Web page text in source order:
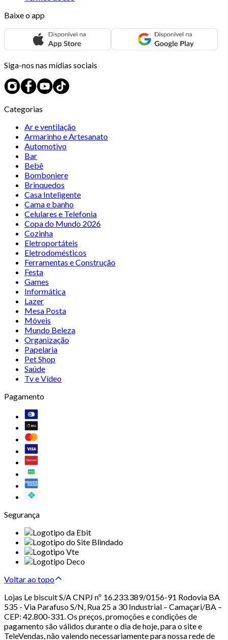
Baixe o app
Siga-nos nas mídias sociais
Categorias
Ar e ventilação
Armarinho e Artesanato
Automotivo
Bar
Bebê
Bomboniere
Brinquedos
Casa Inteligente
Cama e banho
Celulares e Telefonia
Copa do Mundo 2026
Cozinha
Eletroportáteis
Eletrodomésticos
Ferramentas e Construção
Festa
Games
Informática
Lazer
Mesa Posta
Móveis
Mundo Beleza
Organização
Papelaria
Pet Shop
Saúde
Tv e Vídeo
Pagamento
Segurança
Voltar ao topo
Lojas Le biscuit S/A CNPJ nº 16.233.389/0156-91 Rodovia BA
535 - Via Parafuso S/N, Rua 25 a 30 Industrial – Camaçari/BA –
CEP: 42.800-331. Os preços, promoções e condições de
pagamento são válidos durante o dia de hoje, para o site e
TeleVendas, não valendo necessariamente para nossa rede de